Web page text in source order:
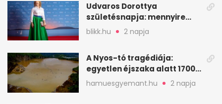
Udvaros Dorottya
születésnapja: mennyire
ismered a filmszerepeit?
blikk.hu 2 napja
A Nyos-tó tragédiája:
egyetlen éjszaka alatt 1700
ember halt meg
hamuesgyemant.hu 2 napja